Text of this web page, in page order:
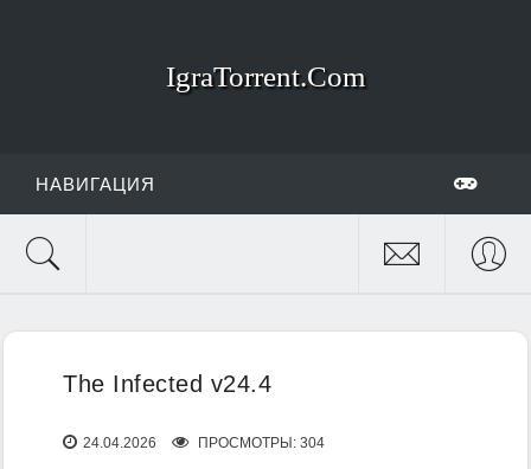
IgraTorrent.Com
НАВИГАЦИЯ
The Infected v24.4
24.04.2026 ПРОСМОТРЫ: 304